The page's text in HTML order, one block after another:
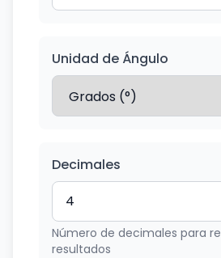
Unidad de Ángulo
Decimales
Número de decimales para
resultados